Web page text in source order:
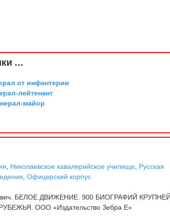
...
от инфантерии
лейтенант
майор
Николаевское кавалерийское училище Русская
,Офицерский корпус
БЕЛОЕ ДВИЖЕНИЕ. 900 БИОГРАФИЙ
ООО «Издательство Зебра Е»